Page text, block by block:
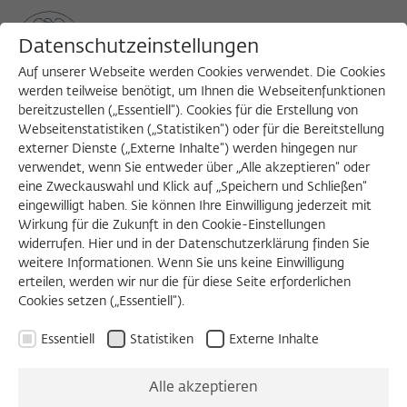
MENU
Search
ZEITSCHRIFT FÜR IDEENGESCHICHTE
Kuba 1962
Heft VI/3 Herbst 2012
Assmann
Das Herbstheft der Zeitschrift für Ideengeschichte
Datenschutzeinstellungen
Auf unserer Webseite werden Cookies verwendet. Die Cookies
werden teilweise benötigt, um Ihnen die Webseitenfunktionen
bereitzustellen („Essentiell“). Cookies für die Erstellung von
Webseitenstatistiken („Statistiken“) oder für die Bereitstellung
externer Dienste („Externe Inhalte“) werden hingegen nur
verwendet, wenn Sie entweder über „Alle akzeptieren“ oder
eine Zweckauswahl und Klick auf „Speichern und Schließen“
eingewilligt haben. Sie können Ihre Einwilligung jederzeit mit
Wirkung für die Zukunft in den Cookie-Einstellungen
widerrufen. Hier und in der Datenschutzerklärung finden Sie
weitere Informationen. Wenn Sie uns keine Einwilligung
erteilen, werden wir nur die für diese Seite erforderlichen
Cookies setzen („Essentiell“).
Essentiell Statistiken Externe Inhalte
Alle akzeptieren